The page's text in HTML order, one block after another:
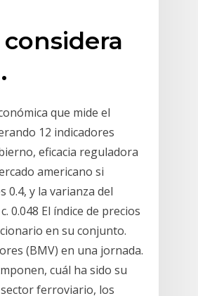
que mide el
12 indicadores
eficacia reguladora
americano si
0.4, y la varianza del
0.048 El índice de precios
en su conjunto.
(BMV) en una jornada.
cuál ha sido su
ferroviario, los